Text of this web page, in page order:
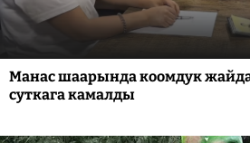
Манас шаарында коомдук
суткага камалды